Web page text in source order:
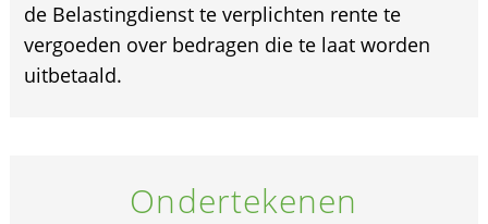
de Belastingdienst te verplichten rente te
vergoeden over bedragen die te laat worden
uitbetaald.
Ondertekenen